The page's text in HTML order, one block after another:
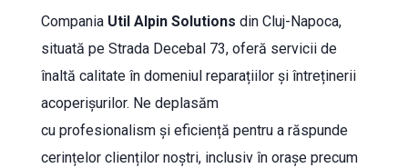
Compania Util Alpin Solutions din Cluj-Napoca,
situată pe Strada Decebal 73, oferă servicii de
înaltă calitate în domeniul reparațiilor și întreținerii
acoperișurilor. Ne deplasăm
cu profesionalism și eficiență pentru a răspunde
cerințelor clienților noștri, inclusiv în orașe precum